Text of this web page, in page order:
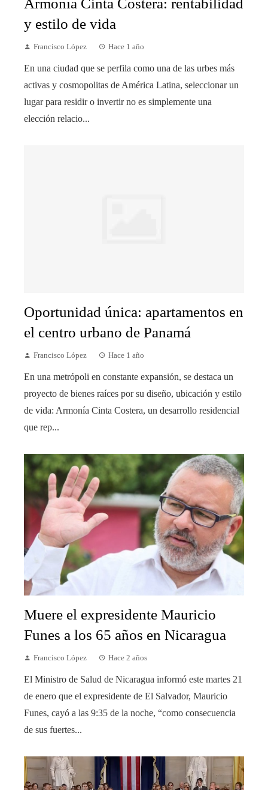
Armonía Cinta Costera: rentabilidad
y estilo de vida
Francisco López Hace 1 año
En una ciudad que se perfila como una de las urbes más
activas y cosmopolitas de América Latina, seleccionar un
lugar para residir o invertir no es simplemente una
elección relacio...
Oportunidad única: apartamentos en
el centro urbano de Panamá
Francisco López Hace 1 año
En una metrópoli en constante expansión, se destaca un
proyecto de bienes raíces por su diseño, ubicación y estilo
de vida: Armonía Cinta Costera, un desarrollo residencial
que rep...
Muere el expresidente Mauricio
Funes a los 65 años en Nicaragua
Francisco López Hace 2 años
El Ministro de Salud de Nicaragua informó este martes 21
de enero que el expresidente de El Salvador, Mauricio
Funes, cayó a las 9:35 de la noche, “como consecuencia
de sus fuertes...